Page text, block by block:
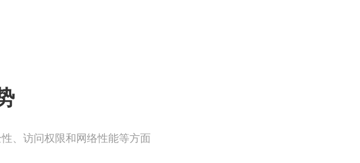
、访问权限和网络性能等方面